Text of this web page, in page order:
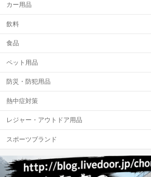
カー用品
飲料
食品
ペット用品
防災・防犯用品
熱中症対策
レジャー・アウトドア用品
スポーツブランド